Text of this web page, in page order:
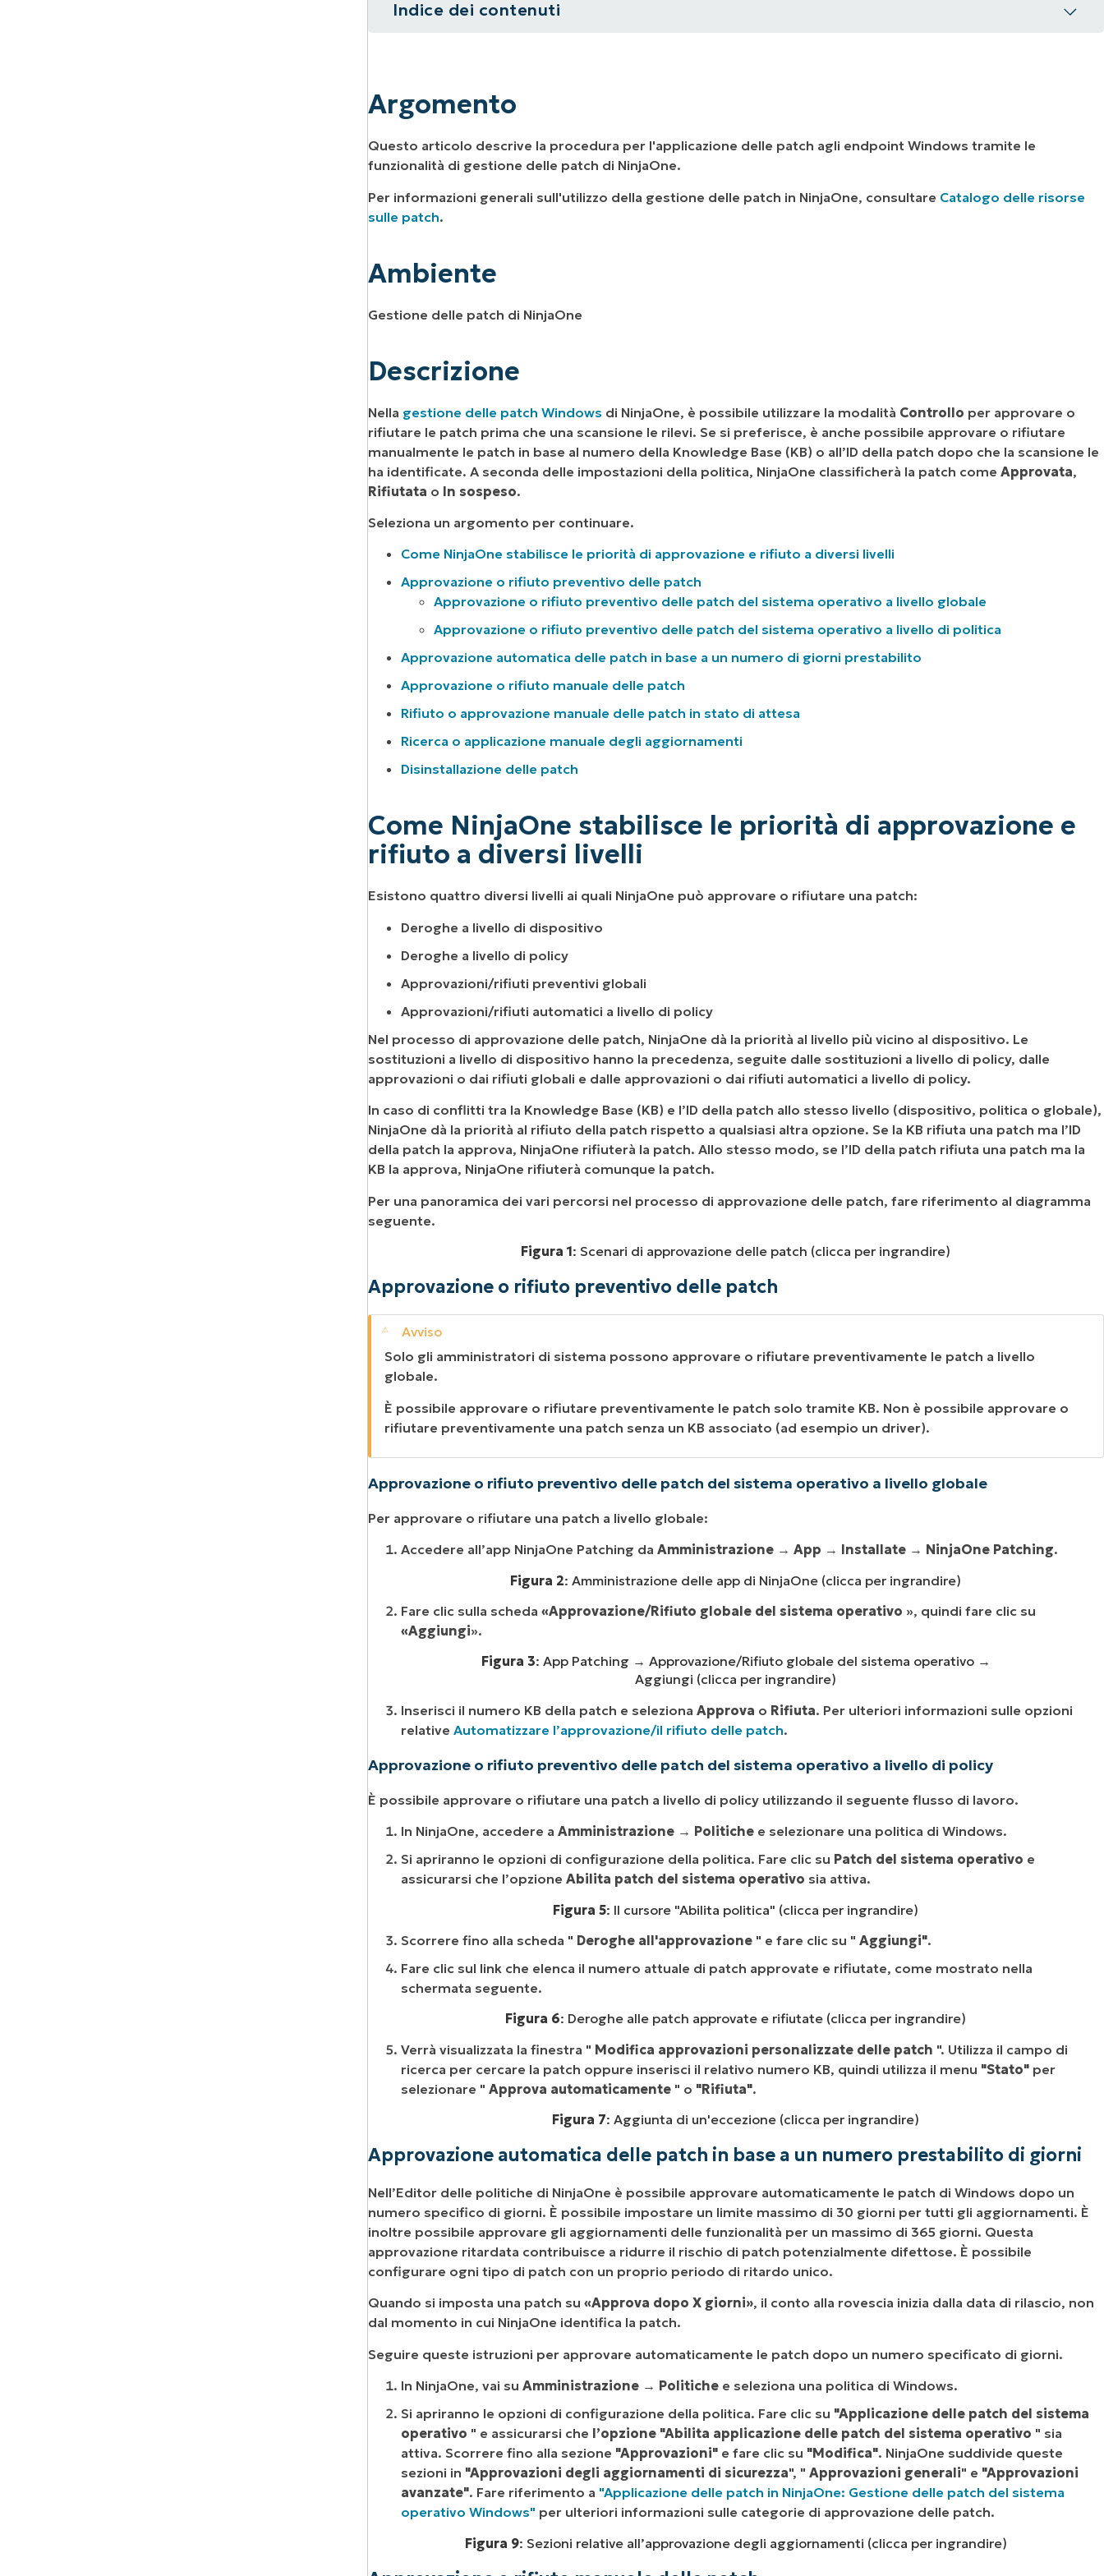
Indice dei contenuti
Descrizione
Come NinjaOne stabilisce le priorità di approvazione e rifiuto a diversi livelli
Argomento
Questo articolo descrive la procedura per l'applicazione delle patch agli endpoint Windows tramite le
funzionalità di gestione delle patch di NinjaOne.
Per informazioni generali sull'utilizzo della gestione delle patch in NinjaOne, consultare Catalogo delle risorse
sulle patch.
Ambiente
Gestione delle patch di NinjaOne
Descrizione
Nella gestione delle patch Windows di NinjaOne, è possibile utilizzare la modalità Controllo per approvare o
rifiutare le patch prima che una scansione le rilevi. Se si preferisce, è anche possibile approvare o rifiutare
manualmente le patch in base al numero della Knowledge Base (KB) o all’ID della patch dopo che la scansione le
ha identificate. A seconda delle impostazioni della politica, NinjaOne classificherà la patch come Approvata,
Rifiutata o In sospeso.
Seleziona un argomento per continuare.
Come NinjaOne stabilisce le priorità di approvazione e rifiuto a diversi livelli
Approvazione o rifiuto preventivo delle patch
Approvazione o rifiuto preventivo delle patch del sistema operativo a livello globale
Approvazione o rifiuto preventivo delle patch del sistema operativo a livello di politica
Approvazione automatica delle patch in base a un numero di giorni prestabilito
Approvazione o rifiuto manuale delle patch
Rifiuto o approvazione manuale delle patch in stato di attesa
Ricerca o applicazione manuale degli aggiornamenti
Disinstallazione delle patch
Come NinjaOne stabilisce le priorità di approvazione e
rifiuto a diversi livelli
Esistono quattro diversi livelli ai quali NinjaOne può approvare o rifiutare una patch:
Deroghe a livello di dispositivo
Deroghe a livello di policy
Approvazioni/rifiuti preventivi globali
Approvazioni/rifiuti automatici a livello di policy
Nel processo di approvazione delle patch, NinjaOne dà la priorità al livello più vicino al dispositivo. Le
sostituzioni a livello di dispositivo hanno la precedenza, seguite dalle sostituzioni a livello di policy, dalle
approvazioni o dai rifiuti globali e dalle approvazioni o dai rifiuti automatici a livello di policy.
In caso di conflitti tra la Knowledge Base (KB) e l’ID della patch allo stesso livello (dispositivo, politica o globale),
NinjaOne dà la priorità al rifiuto della patch rispetto a qualsiasi altra opzione. Se la KB rifiuta una patch ma l’ID
della patch la approva, NinjaOne rifiuterà la patch. Allo stesso modo, se l’ID della patch rifiuta una patch ma la
KB la approva, NinjaOne rifiuterà comunque la patch.
Per una panoramica dei vari percorsi nel processo di approvazione delle patch, fare riferimento al diagramma
seguente.
Figura 1: Scenari di approvazione delle patch (clicca per ingrandire)
Approvazione o rifiuto preventivo delle patch
Solo gli amministratori di sistema possono approvare o rifiutare preventivamente le patch a livello
globale.
È possibile approvare o rifiutare preventivamente le patch solo tramite KB. Non è possibile approvare o
rifiutare preventivamente una patch senza un KB associato (ad esempio un driver).
Approvazione o rifiuto preventivo delle patch del sistema operativo a livello globale
Per approvare o rifiutare una patch a livello globale:
Accedere all’app NinjaOne Patching da Amministrazione → App → Installate → NinjaOne Patching.
Figura 2: Amministrazione delle app di NinjaOne (clicca per ingrandire)
Fare clic sulla scheda «Approvazione/Rifiuto globale del sistema operativo », quindi fare clic su
«Aggiungi».
Figura 3: App Patching → Approvazione/Rifiuto globale del sistema operativo →
Aggiungi (clicca per ingrandire)
Inserisci il numero KB della patch e seleziona Approva o Rifiuta. Per ulteriori informazioni sulle opzioni
relative Automatizzare l’approvazione/il rifiuto delle patch.
Approvazione o rifiuto preventivo delle patch del sistema operativo a livello di policy
È possibile approvare o rifiutare una patch a livello di policy utilizzando il seguente flusso di lavoro.
In NinjaOne, accedere a Amministrazione → Politiche e selezionare una politica di Windows.
Si apriranno le opzioni di configurazione della politica. Fare clic su Patch del sistema operativo e
assicurarsi che l’opzione Abilita patch del sistema operativo sia attiva.
Figura 5: Il cursore "Abilita politica" (clicca per ingrandire)
Scorrere fino alla scheda " Deroghe all'approvazione " e fare clic su " Aggiungi".
Fare clic sul link che elenca il numero attuale di patch approvate e rifiutate, come mostrato nella
schermata seguente.
Figura 6: Deroghe alle patch approvate e rifiutate (clicca per ingrandire)
Verrà visualizzata la finestra " Modifica approvazioni personalizzate delle patch ". Utilizza il campo di
ricerca per cercare la patch oppure inserisci il relativo numero KB, quindi utilizza il menu "Stato" per
selezionare " Approva automaticamente " o "Rifiuta".
Figura 7: Aggiunta di un'eccezione (clicca per ingrandire)
Approvazione automatica delle patch in base a un numero prestabilito di giorni
Nell’Editor delle politiche di NinjaOne è possibile approvare automaticamente le patch di Windows dopo un
numero specifico di giorni. È possibile impostare un limite massimo di 30 giorni per tutti gli aggiornamenti. È
inoltre possibile approvare gli aggiornamenti delle funzionalità per un massimo di 365 giorni. Questa
approvazione ritardata contribuisce a ridurre il rischio di patch potenzialmente difettose. È possibile
configurare ogni tipo di patch con un proprio periodo di ritardo unico.
Quando si imposta una patch su «Approva dopo X giorni», il conto alla rovescia inizia dalla data di rilascio, non
dal momento in cui NinjaOne identifica la patch.
Seguire queste istruzioni per approvare automaticamente le patch dopo un numero specificato di giorni.
In NinjaOne, vai su Amministrazione → Politiche e seleziona una politica di Windows.
Si apriranno le opzioni di configurazione della politica. Fare clic su "Applicazione delle patch del sistema
operativo " e assicurarsi che l’opzione "Abilita applicazione delle patch del sistema operativo " sia
attiva. Scorrere fino alla sezione "Approvazioni" e fare clic su "Modifica". NinjaOne suddivide queste
sezioni in "Approvazioni degli aggiornamenti di sicurezza", " Approvazioni generali" e "Approvazioni
avanzate". Fare riferimento a "Applicazione delle patch in NinjaOne: Gestione delle patch del sistema
operativo Windows" per ulteriori informazioni sulle categorie di approvazione delle patch.
Figura 9: Sezioni relative all’approvazione degli aggiornamenti (clicca per ingrandire)